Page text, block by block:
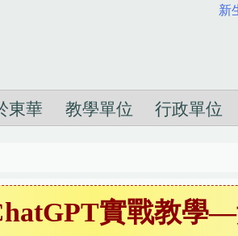
新
東華 教學單位 行政單位
實戰教學